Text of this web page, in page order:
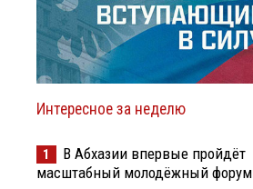
Интересное за неделю
1
В Абхазии впервые пройдёт
масштабный молодёжный форум